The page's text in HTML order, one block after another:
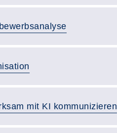
mit KI kommunizieren